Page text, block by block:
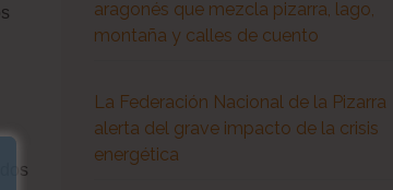
aragonés que mezcla pizarra, lago,
montaña y calles de cuento
La Federación Nacional de la Pizarra
alerta del grave impacto de la crisis
energética